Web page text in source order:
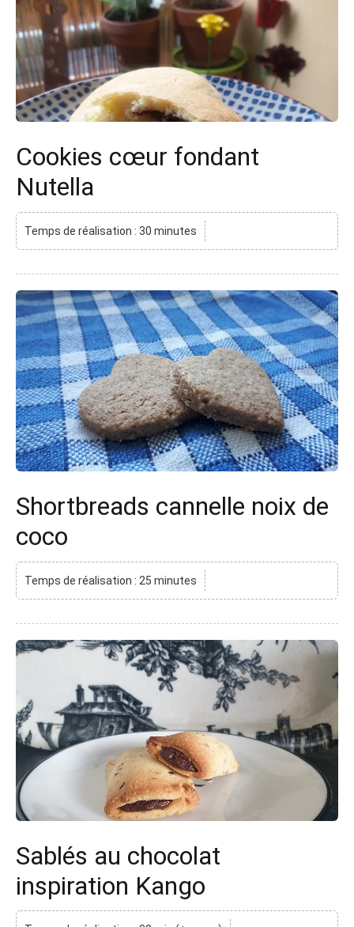
Cookies cœur fondant
Nutella
Temps de réalisation : 30 minutes
Shortbreads cannelle noix de
coco
Temps de réalisation : 25 minutes
Sablés au chocolat
inspiration Kango